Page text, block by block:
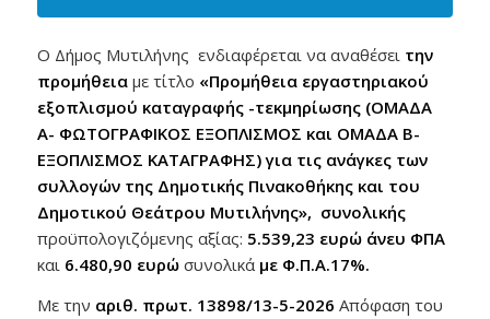
Ο Δήμος Μυτιλήνης ενδιαφέρεται να αναθέσει την
προμήθεια με τίτλο «Προμήθεια εργαστηριακού
εξοπλισμού καταγραφής -τεκμηρίωσης (ΟΜΑΔΑ
Α- ΦΩΤΟΓΡΑΦΙΚΟΣ ΕΞΟΠΛΙΣΜΟΣ και ΟΜΑΔΑ Β-
ΕΞΟΠΛΙΣΜΟΣ ΚΑΤΑΓΡΑΦΗΣ) για τις ανάγκες των
συλλογών της Δημοτικής Πινακοθήκης και του
Δημοτικού Θεάτρου Μυτιλήνης», συνολικής
προϋπολογιζόμενης αξίας: 5.539,23 ευρώ άνευ ΦΠΑ
και 6.480,90 ευρώσυνολικά με Φ.Π.Α.17%.
Με την αριθ. πρωτ. 13898/13-5-2026 Απόφαση του